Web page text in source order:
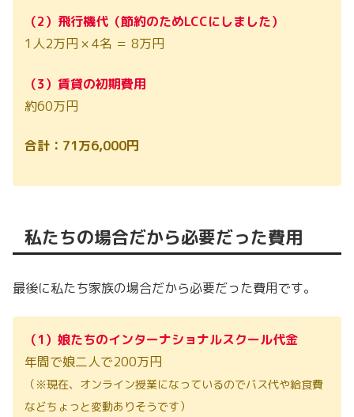
（2）飛行機代（節約のためLCCにしました）
1人2万円 × 4名 ＝ 8万円
（3）賃貸の初期費用
約60万円
合計：71万6,000円
私たちの場合だから必要だった費用
最後に私たち家族の場合だから必要だった費用です。
（1）娘たちのインターナショナルスクール代金
年間で娘二人で200万円
（※現在、オンライン授業になっているのでバス代や給食費
などちょっと変動ありそうです）